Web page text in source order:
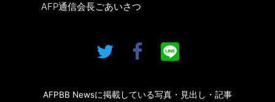
AFP通信会長ごあいさつ
AFPBB Newsに掲載している写真・見出し・記事